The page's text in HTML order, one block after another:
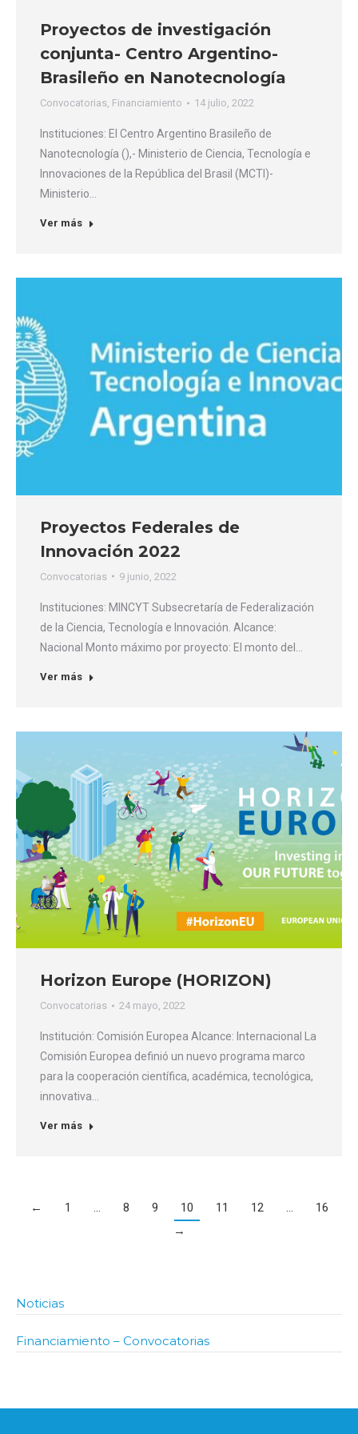
Proyectos de investigación
conjunta- Centro Argentino-
Brasileño en Nanotecnología
Convocatorias, Financiamiento 14 julio, 2022
Instituciones: El Centro Argentino Brasileño de
Nanotecnología (),- Ministerio de Ciencia, Tecnología e
Innovaciones de la República del Brasil (MCTI)-
Ministerio…
Ver más
Proyectos Federales de
Innovación 2022
Convocatorias 9 junio, 2022
Instituciones: MINCYT Subsecretaría de Federalización
de la Ciencia, Tecnología e Innovación. Alcance:
Nacional Monto máximo por proyecto: El monto del…
Ver más
Horizon Europe (HORIZON)
Convocatorias 24 mayo, 2022
Institución: Comisión Europea Alcance: Internacional La
Comisión Europea definió un nuevo programa marco
para la cooperación científica, académica, tecnológica,
innovativa…
Ver más
← 1 … 8 9 10 11 12 …
16
→
Noticias
Financiamiento – Convocatorias